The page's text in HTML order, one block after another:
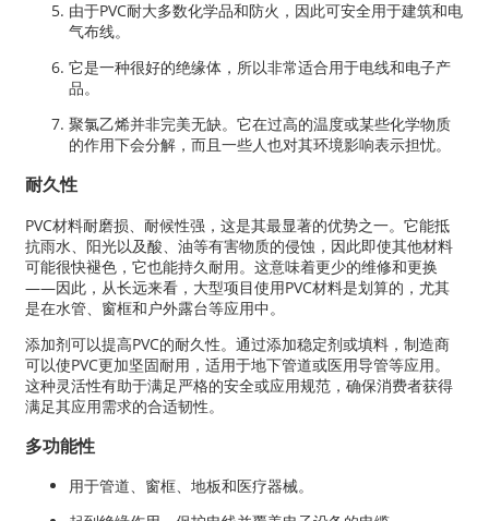
由于PVC耐大多数化学品和防火，因此可安全用于建筑和电
气布线。
它是一种很好的绝缘体，所以非常适合用于电线和电子产
品。
聚氯乙烯并非完美无缺。它在过高的温度或某些化学物质
的作用下会分解，而且一些人也对其环境影响表示担忧。
耐久性
PVC材料耐磨损、耐候性强，这是其最显著的优势之一。它能抵
抗雨水、阳光以及酸、油等有害物质的侵蚀，因此即使其他材料
可能很快褪色，它也能持久耐用。这意味着更少的维修和更换
——因此，从长远来看，大型项目使用PVC材料是划算的，尤其
是在水管、窗框和户外露台等应用中。
添加剂可以提高PVC的耐久性。通过添加稳定剂或填料，制造商
可以使PVC更加坚固耐用，适用于地下管道或医用导管等应用。
这种灵活性有助于满足严格的安全或应用规范，确保消费者获得
满足其应用需求的合适韧性。
多功能性
用于管道、窗框、地板和医疗器械。